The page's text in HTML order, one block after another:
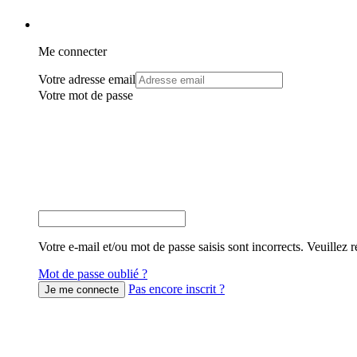
Me connecter
Votre adresse email
Votre mot de passe
Votre e-mail et/ou mot de passe saisis sont incorrects. Veuillez
Mot de passe oublié ?
Pas encore inscrit ?